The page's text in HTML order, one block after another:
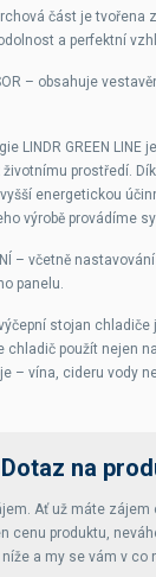
část je
a perfektní
– obsahuje
LINDR GREEN
životnímu prostředí.
energetickou
výrobě provádíme
– včetně
panelu.
výčepní stojan
chladič použít nejen
– vína, cideru vody
Dotaz na
Ať už máte zájem
cenu produktu,
a my se vám v co